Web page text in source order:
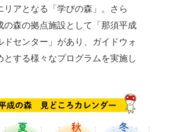
リアとなる「学びの森」。さら
の森の拠点施設として「那須平成
ドセンター」があり、ガイドウォ
とする様々なプログラムを実施し